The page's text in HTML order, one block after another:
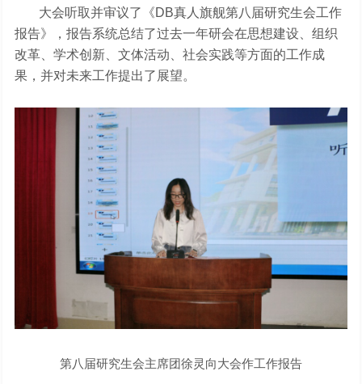
大会听取并审议了《DB真人旗舰第八届研究生会工作
报告》，报告系统总结了过去一年研会在思想建设、组织
改革、学术创新、文体活动、社会实践等方面的工作成
果，并对未来工作提出了展望。
第八届研究生会主席团徐灵向大会作工作报告